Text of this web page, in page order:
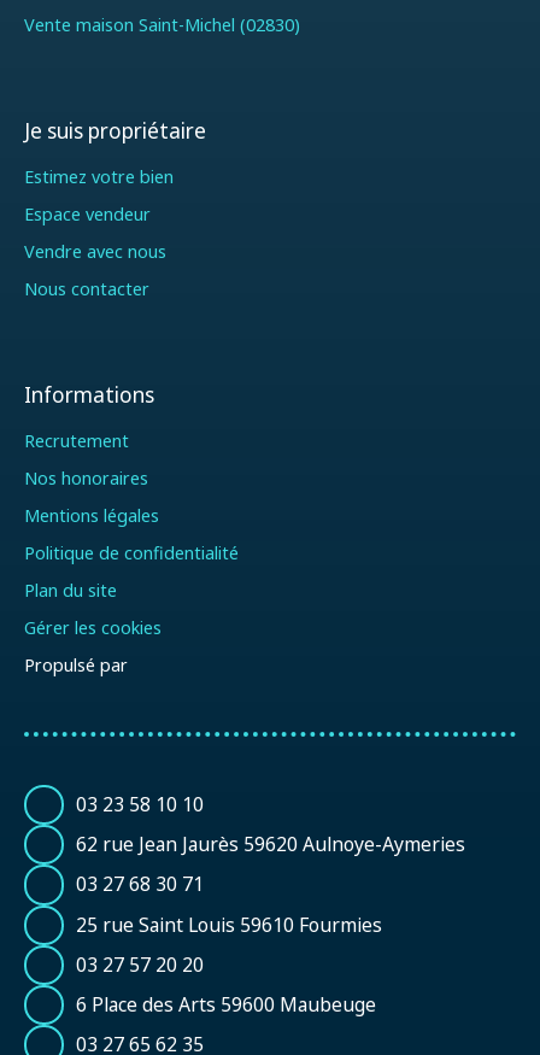
Vente maison Saint-Michel (02830)
Je suis propriétaire
Estimez votre bien
Espace vendeur
Vendre avec nous
Nous contacter
Informations
Recrutement
Nos honoraires
Mentions légales
Politique de confidentialité
Plan du site
Gérer les cookies
Propulsé par
03 23 58 10 10
62 rue Jean Jaurès 59620 Aulnoye-Aymeries
03 27 68 30 71
25 rue Saint Louis 59610 Fourmies
03 27 57 20 20
6 Place des Arts 59600 Maubeuge
03 27 65 62 35